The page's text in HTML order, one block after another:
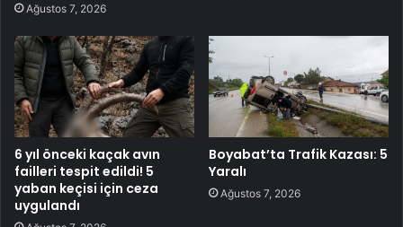
Ağustos 7, 2026
6 yıl önceki kaçak avın
failleri tespit edildi! 5
yaban keçisi için ceza
uygulandı
Boyabat’ta Trafik Kazası: 5
Yaralı
Ağustos 7, 2026